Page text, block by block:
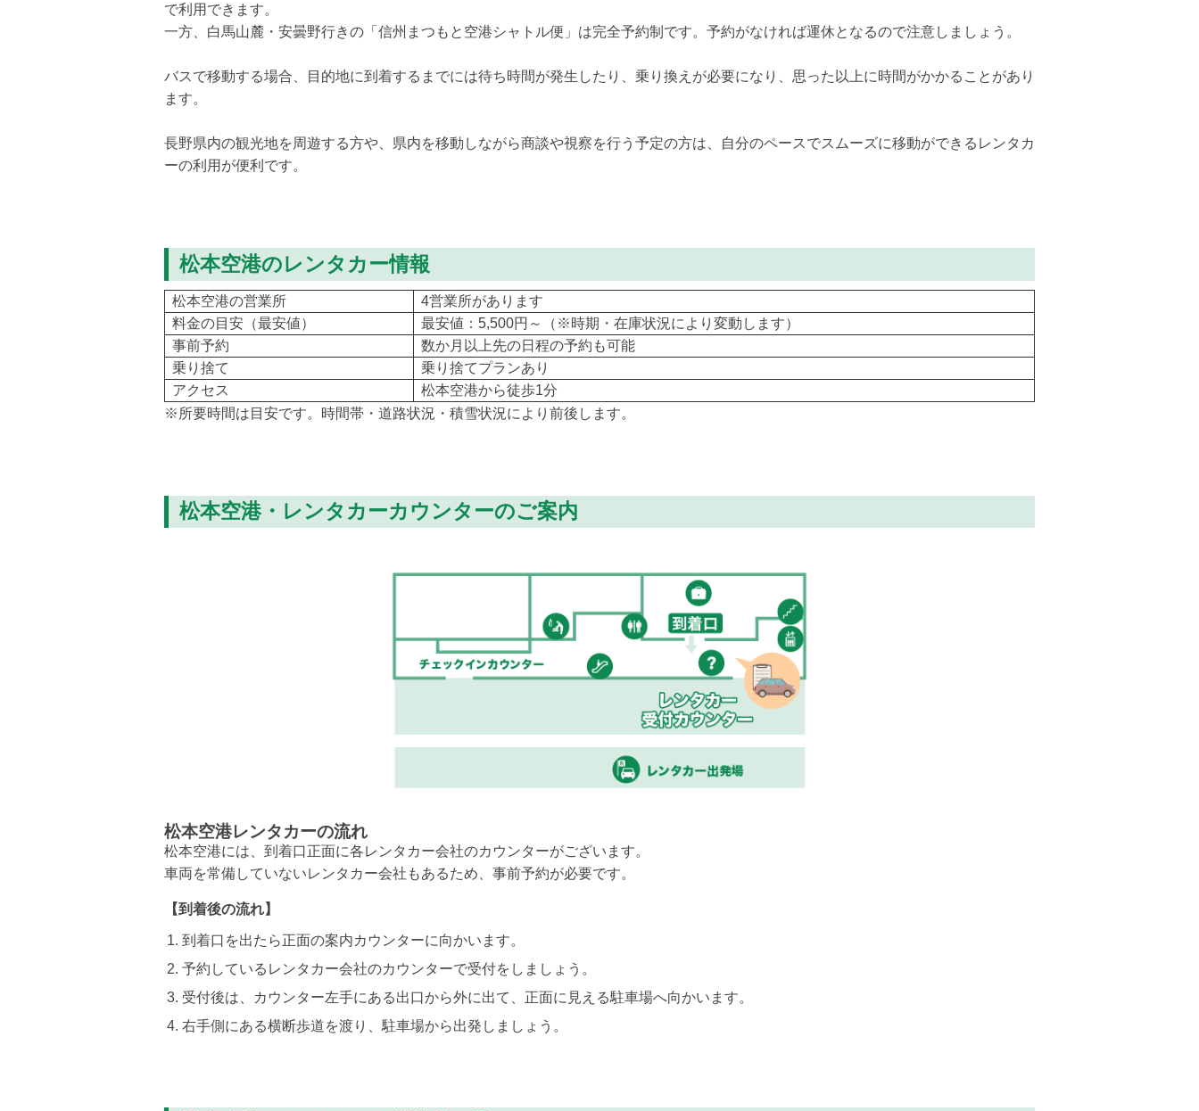
で利用できます。
一方、白馬山麓・安曇野行きの「信州まつもと空港シャトル便」は完全予約制です。予約がなければ運休となるので注意しましょう。
バスで移動する場合、目的地に到着するまでには待ち時間が発生したり、乗り換えが必要になり、思った以上に時間がかかることがあり
ます。
長野県内の観光地を周遊する方や、県内を移動しながら商談や視察を行う予定の方は、自分のペースでスムーズに移動ができるレンタカ
ーの利用が便利です。
松本空港のレンタカー情報
松本空港の営業所
4営業所があります
料金の目安（最安値）
最安値：5,500円～（※時期・在庫状況により変動します）
事前予約
数か月以上先の日程の予約も可能
乗り捨て
乗り捨てプランあり
アクセス
松本空港から徒歩1分
※所要時間は目安です。時間帯・道路状況・積雪状況により前後します。
松本空港・レンタカーカウンターのご案内
松本空港レンタカーの流れ
松本空港には、到着口正面に各レンタカー会社のカウンターがございます。
車両を常備していないレンタカー会社もあるため、事前予約が必要です。
【到着後の流れ】
到着口を出たら正面の案内カウンターに向かいます。
予約しているレンタカー会社のカウンターで受付をしましょう。
受付後は、カウンター左手にある出口から外に出て、正面に見える駐車場へ向かいます。
右手側にある横断歩道を渡り、駐車場から出発しましょう。